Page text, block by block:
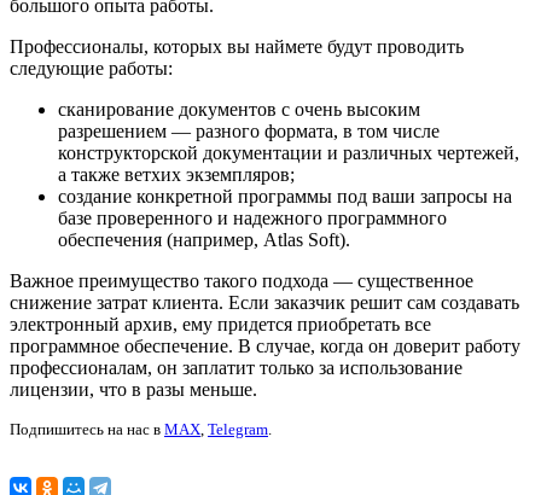
большого опыта работы.
Профессионалы, которых вы наймете будут проводить
следующие работы:
сканирование документов с очень высоким
разрешением — разного формата, в том числе
конструкторской документации и различных чертежей,
а также ветхих экземпляров;
создание конкретной программы под ваши запросы на
базе проверенного и надежного программного
обеспечения (например, Atlas Soft).
Важное преимущество такого подхода — существенное
снижение затрат клиента. Если заказчик решит сам создавать
электронный архив, ему придется приобретать все
программное обеспечение. В случае, когда он доверит работу
профессионалам, он заплатит только за использование
лицензии, что в разы меньше.
Подпишитесь на нас в MAX Telegram